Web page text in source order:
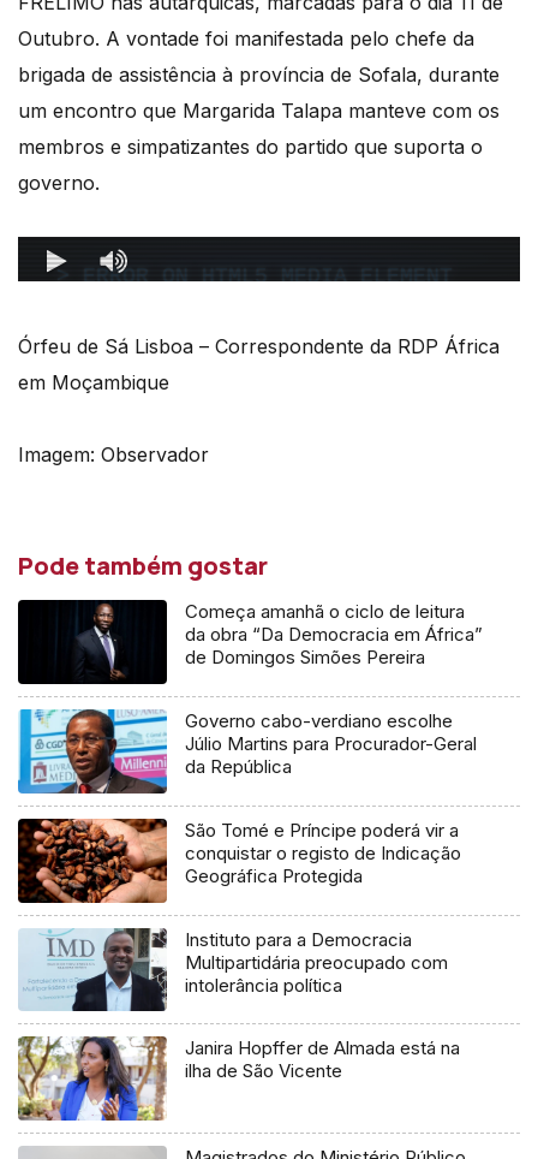
Outubro. A vontade foi manifestada pelo chefe da
brigada de assistência à província de Sofala, durante
um encontro que Margarida Talapa manteve com os
membros e simpatizantes do partido que suporta o
governo.
Órfeu de Sá Lisboa – Correspondente da RDP África
em Moçambique
Imagem: Observador
Pode também gostar
Começa amanhã o ciclo de leitura
da obra “Da Democracia em África”
de Domingos Simões Pereira
Governo cabo-verdiano escolhe
Júlio Martins para Procurador-Geral
da República
São Tomé e Príncipe poderá vir a
conquistar o registo de Indicação
Geográfica Protegida
Instituto para a Democracia
Multipartidária preocupado com
intolerância política
Janira Hopffer de Almada está na
ilha de São Vicente